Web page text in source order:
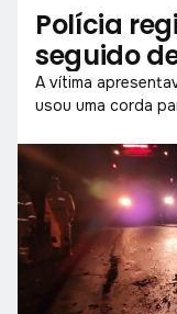
Polícia
seguido
A vítima
usou uma corda